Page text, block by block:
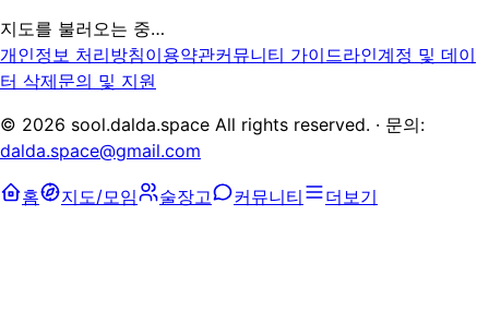
지도를 불러오는 중…
개인정보 처리방침이용약관커뮤니티 가이드라인계정 및 데이
터 삭제문의 및 지원
© 2026 sool.dalda.space All rights reserved. · 문의:
dalda.space@gmail.com
홈 지도/모임 술장고 커뮤니티 더보기